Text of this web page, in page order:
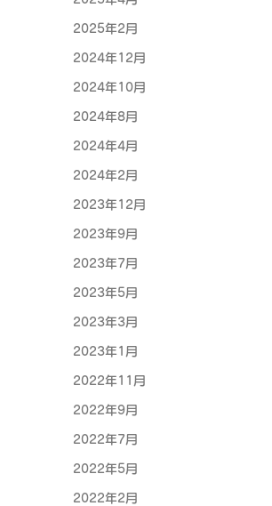
2025年2月
2024年12月
2024年10月
2024年8月
2024年4月
2024年2月
2023年12月
2023年9月
2023年7月
2023年5月
2023年3月
2023年1月
2022年11月
2022年9月
2022年7月
2022年5月
2022年2月